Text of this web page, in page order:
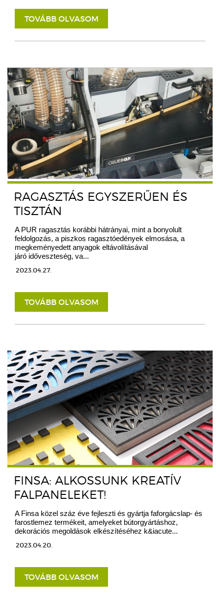
TOVÁBB OLVASOM
RAGASZTÁS EGYSZERŰEN ÉS
TISZTÁN
A PUR ragasztás korábbi hátrányai, mint a bonyolult
feldolgozás, a piszkos ragasztóedények elmosása, a
megkeményedett anyagok eltávolításával
járó időveszteség, va...
2023.04.27.
TOVÁBB OLVASOM
FINSA: ALKOSSUNK KREATÍV
FALPANELEKET!
A Finsa közel száz éve fejleszti és gyártja faforgácslap- és
farostlemez termékeit, amelyeket bútorgyártáshoz,
dekorációs megoldások elkészítéséhez k&iacute...
2023.04.20.
TOVÁBB OLVASOM